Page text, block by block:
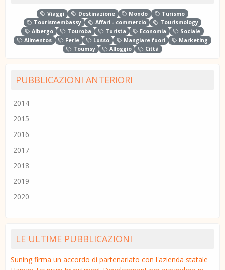
Viaggi Destinazione Mondo
Turismo
Tourismembassy
Affari - commercio
Tourismology
Albergo
Touroba Turista Economia
Sociale
Alimentos
Ferie Lusso Mangiare fuori
Marketing
Toumsy
Alloggio Città
PUBBLICAZIONI ANTERIORI
2014
2015
2016
2017
2018
2019
2020
LE ULTIME PUBBLICAZIONI
Suning firma un accordo di partenariato con l'azienda statale